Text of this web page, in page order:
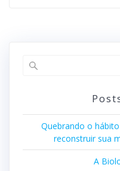
Quebrando o
reconstruir sua
A